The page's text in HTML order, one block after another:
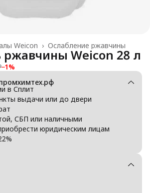
Ослабление ржавчины
Weicon ›
Weicon 28 л
−1%
в Сплит
выдачи или до двери
СБП или наличными
юридическим лицам